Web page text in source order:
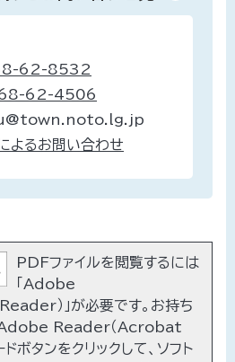
62-8532
62-4506
よるお問い合わせ
PDFファイルを閲覧するには
「Adobe
）」が必要です。お持ち
Adobe Reader（Acrobat
ボタンをクリックして、ソフト